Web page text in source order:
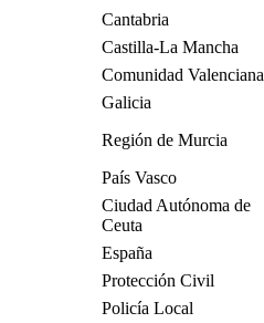
Cantabria
Castilla-La Mancha
Comunidad Valenciana
Galicia
Región de Murcia
País Vasco
Ciudad Autónoma de
Ceuta
España
Protección Civil
Policía Local